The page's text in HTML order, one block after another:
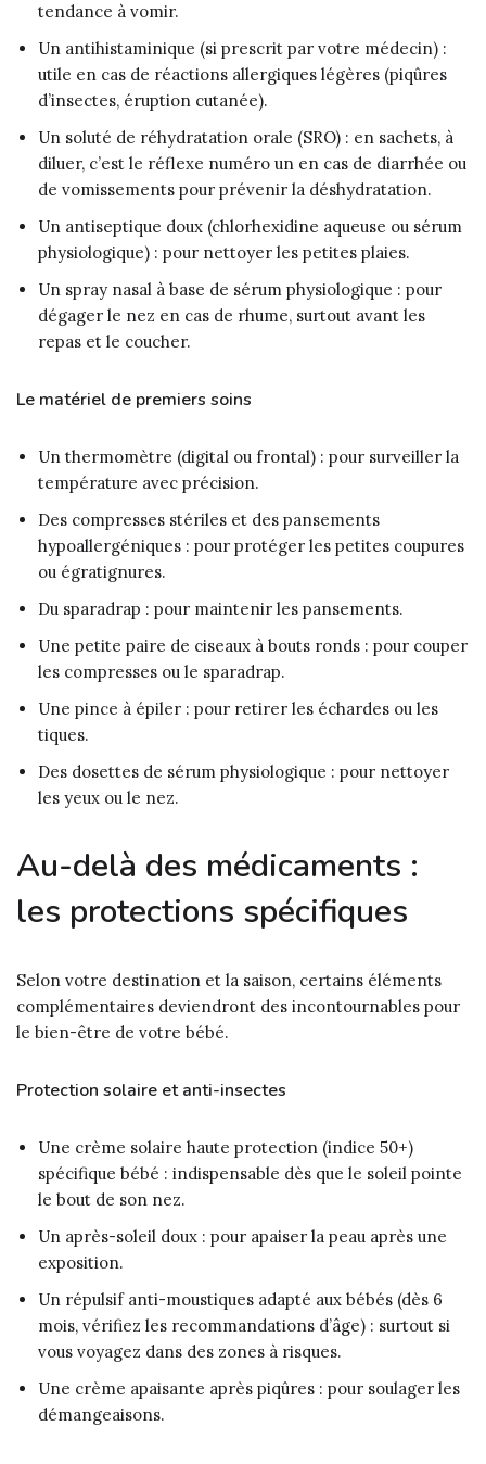
tendance à vomir.
Un antihistaminique (si prescrit par votre médecin) :
utile en cas de réactions allergiques légères (piqûres
d’insectes, éruption cutanée).
Un soluté de réhydratation orale (SRO) : en sachets, à
diluer, c’est le réflexe numéro un en cas de diarrhée ou
de vomissements pour prévenir la déshydratation.
Un antiseptique doux (chlorhexidine aqueuse ou sérum
physiologique) : pour nettoyer les petites plaies.
Un spray nasal à base de sérum physiologique : pour
dégager le nez en cas de rhume, surtout avant les
repas et le coucher.
Le matériel de premiers soins
Un thermomètre (digital ou frontal) : pour surveiller la
température avec précision.
Des compresses stériles et des pansements
hypoallergéniques : pour protéger les petites coupures
ou égratignures.
Du sparadrap : pour maintenir les pansements.
Une petite paire de ciseaux à bouts ronds : pour couper
les compresses ou le sparadrap.
Une pince à épiler : pour retirer les échardes ou les
tiques.
Des dosettes de sérum physiologique : pour nettoyer
les yeux ou le nez.
Au-delà des médicaments :
les protections spécifiques
Selon votre destination et la saison, certains éléments
complémentaires deviendront des incontournables pour
le bien-être de votre bébé.
Protection solaire et anti-insectes
Une crème solaire haute protection (indice 50+)
spécifique bébé : indispensable dès que le soleil pointe
le bout de son nez.
Un après-soleil doux : pour apaiser la peau après une
exposition.
Un répulsif anti-moustiques adapté aux bébés (dès 6
mois, vérifiez les recommandations d’âge) : surtout si
vous voyagez dans des zones à risques.
Une crème apaisante après piqûres : pour soulager les
démangeaisons.